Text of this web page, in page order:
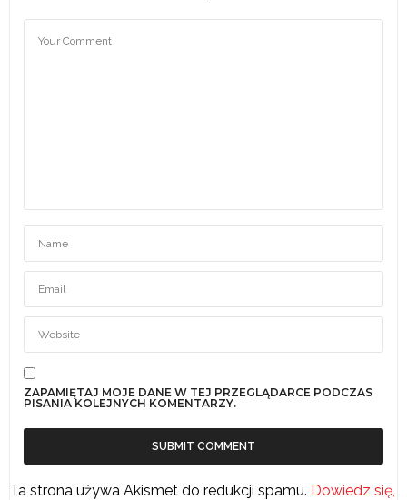
ZAPAMIĘTAJ MOJE DANE W TEJ PRZEGLĄDARCE PODCZAS
PISANIA KOLEJNYCH KOMENTARZY.
Ta strona używa Akismet do redukcji spamu. Dowiedz się,